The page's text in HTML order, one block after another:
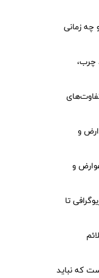
زمانی
چرب،
و
و
تا
یبوست که نباید